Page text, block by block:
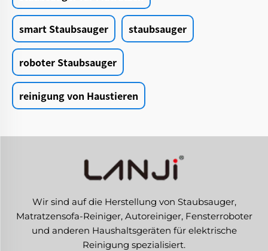
smart Staubsauger staubsauger
roboter Staubsauger
reinigung von Haustieren
Wir sind auf die Herstellung von Staubsauger,
Matratzensofa-Reiniger, Autoreiniger, Fensterroboter
und anderen Haushaltsgeräten für elektrische
Reinigung spezialisiert.